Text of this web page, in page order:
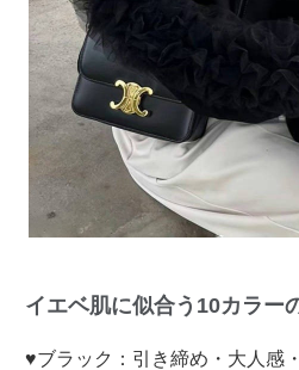
イエベ肌に似合う10カラー
♥ブラック：引き締め・大人感